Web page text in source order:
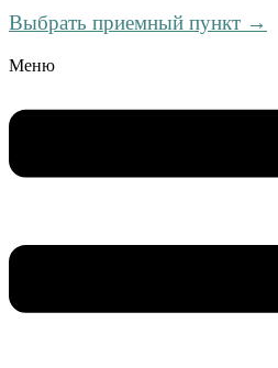
Выбрать приемный пункт →
Меню